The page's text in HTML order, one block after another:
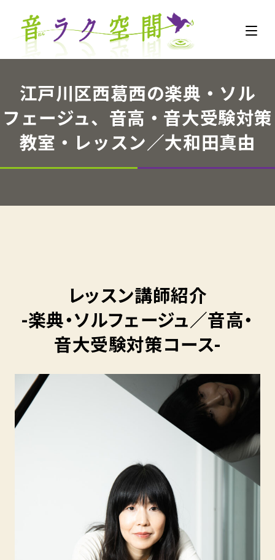
江戸川区西葛西の楽典・ソル
フェージュ、音高・音大受験対策
教室・レッスン／大和田真由
レッスン講師紹介
-楽典・ソルフェージュ／音高・
音大受験対策コース-